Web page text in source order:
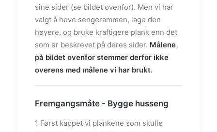
sine sider (se bildet ovenfor). Men vi har
valgt å heve sengerammen, lage den
høyere, og bruke kraftigere plank enn det
som er beskrevet på deres sider. Målene
på bildet ovenfor stemmer derfor ikke
overens med målene vi har brukt.
Fremgangsmåte - Bygge husseng
1 Først kappet vi plankene som skulle